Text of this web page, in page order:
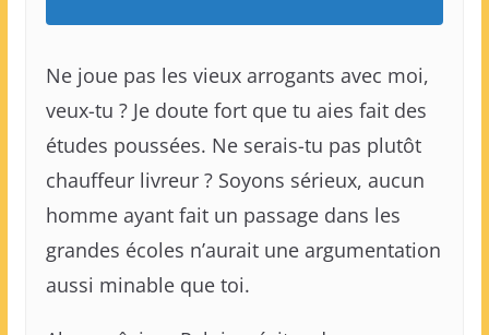
Ne joue pas les vieux arrogants avec moi,
veux-tu ? Je doute fort que tu aies fait des
études poussées. Ne serais-tu pas plutôt
chauffeur livreur ? Soyons sérieux, aucun
homme ayant fait un passage dans les
grandes écoles n’aurait une argumentation
aussi minable que toi.